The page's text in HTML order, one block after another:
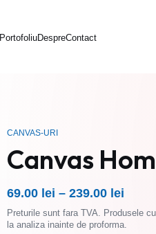
PortofoliuDespreContact
CANVAS-URI
Canvas
69.00 lei – 239.00 lei
Interval
de
Preturile sunt fara TVA. Produsele
la analiza inainte de proforma.